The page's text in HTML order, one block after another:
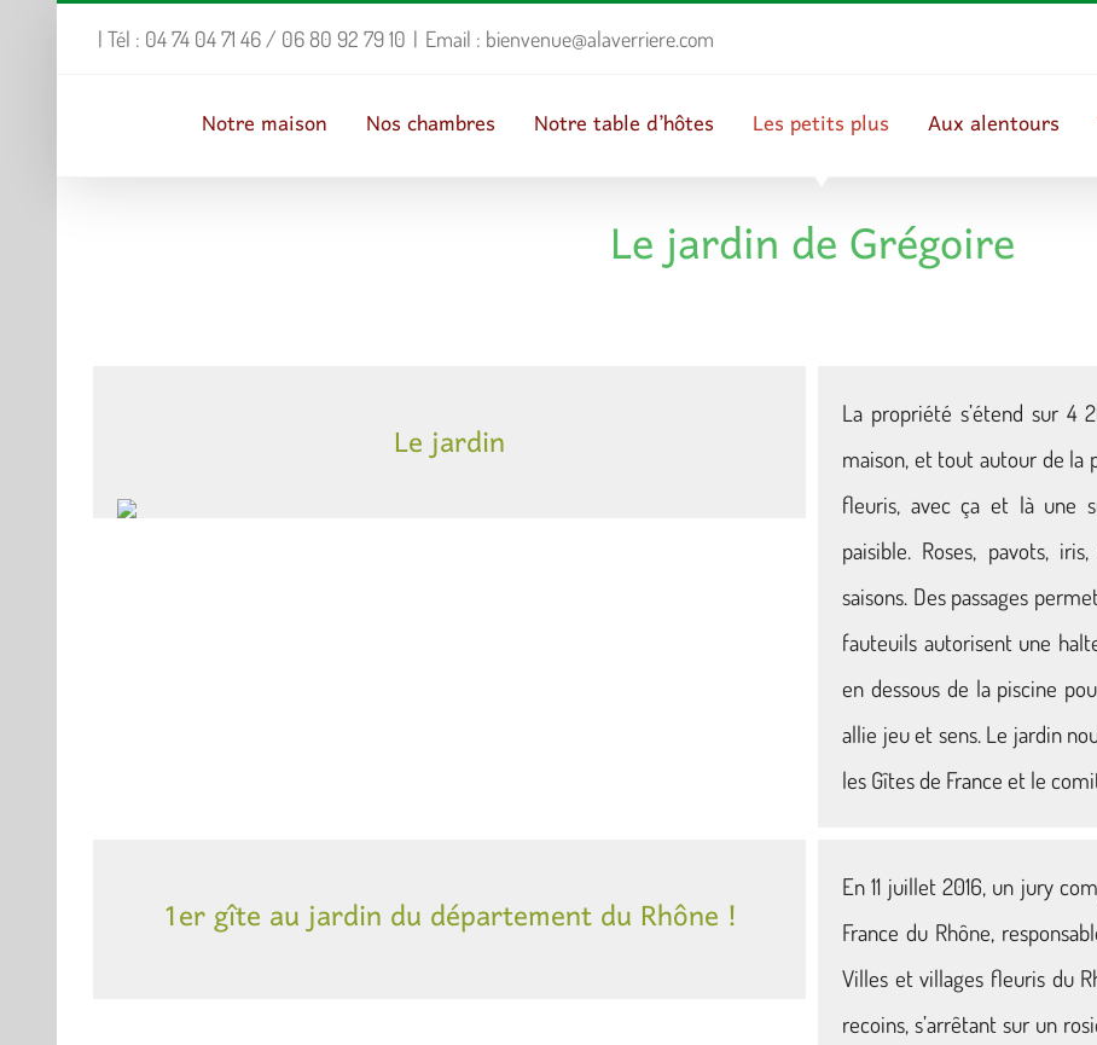
| Tél : 04 74 04 71 46 / 06 80 92 79 10 | Email : bienvenue@alaverriere.com
Notre maison Nos chambres Notre table d’hôtes Les petits plus Aux alentours
Le jardin de Grégoire
Le jardin
La propriété s’étend sur 4
maison, et tout autour de la
fleuris, avec ça et là une
paisible. Roses, pavots,
saisons. Des passages
fauteuils autorisent une
en dessous de la piscine
allie jeu et sens. Le jardin
les Gîtes de France et le
1er gîte au jardin du département du Rhône !
En 11 juillet 2016, un jury
France du Rhône,
Villes et villages fleuris du
recoins, s’arrêtant sur un